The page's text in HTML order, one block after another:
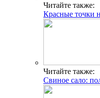
Читайте также:
Красные точки
Читайте также:
Свиное сало: